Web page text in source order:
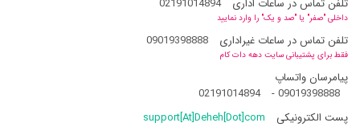
تلفن تماس در ساعات اداری
02191014894
داخلی "صفر" یا "صد و یک" را وارد نمایید
تلفن تماس در ساعات غیراداری 09019398888
فقط برای پشتیبانی سایت دهه دات کام
پیامرسان واتساپ
09019398888
-
02191014894
پست الکترونیکی
support[At]Deheh[Dot]com